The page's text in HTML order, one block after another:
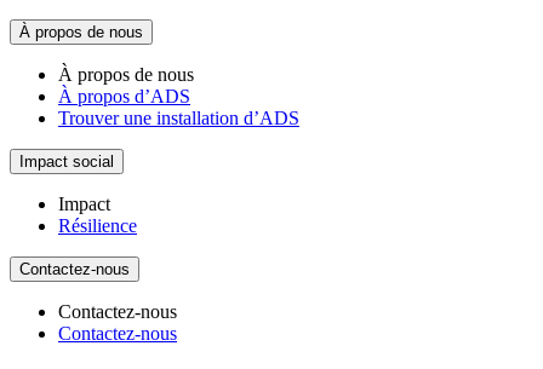
À propos de nous
À propos de nous
À propos d’ADS
Trouver une installation d’ADS
Impact social
Impact
Résilience
Contactez-nous
Contactez-nous
Contactez-nous